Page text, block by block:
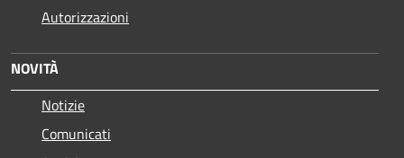
Autorizzazioni
NOVITÀ
Notizie
Comunicati